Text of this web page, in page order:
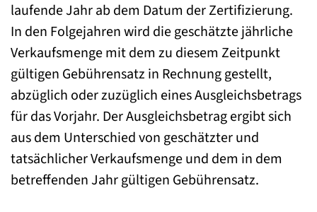
laufende Jahr ab dem Datum der Zertifizierung.
In den Folgejahren wird die geschätzte jährliche
Verkaufsmenge mit dem zu diesem Zeitpunkt
gültigen Gebührensatz in Rechnung gestellt,
abzüglich oder zuzüglich eines Ausgleichsbetrags
für das Vorjahr. Der Ausgleichsbetrag ergibt sich
aus dem Unterschied von geschätzter und
tatsächlicher Verkaufsmenge und dem in dem
betreffenden Jahr gültigen Gebührensatz.